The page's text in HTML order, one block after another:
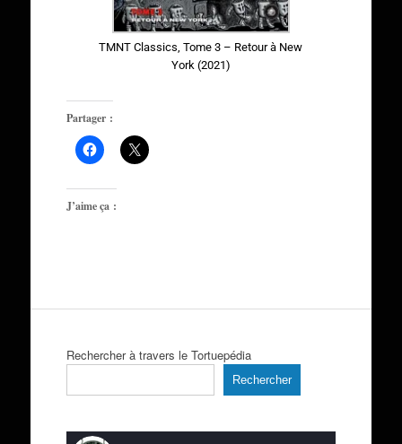
TMNT Classics, Tome 3 – Retour à New
York (2021)
Partager :
J’aime ça :
Rechercher à travers le Tortuepédia
Rechercher